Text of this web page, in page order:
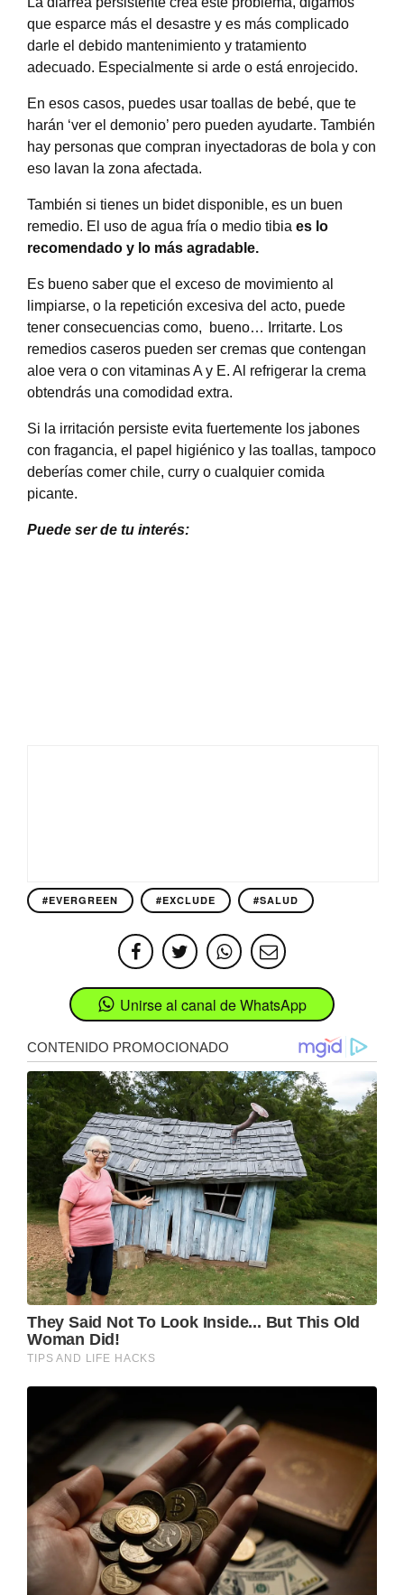
que esparce más el desastre y es más complicado
darle el debido mantenimiento y tratamiento
adecuado. Especialmente si arde o está enrojecido.
En esos casos, puedes usar toallas de bebé, que te
harán ‘ver el demonio’ pero pueden ayudarte. También
hay personas que compran inyectadoras de bola y con
eso lavan la zona afectada.
También si tienes un bidet disponible, es un buen
remedio. El uso de agua fría o medio tibia es lo
recomendado y lo más agradable.
Es bueno saber que el exceso de movimiento al
limpiarse, o la repetición excesiva del acto, puede
tener consecuencias como, bueno… Irritarte. Los
remedios caseros pueden ser cremas que contengan
aloe vera o con vitaminas A y E. Al refrigerar la crema
obtendrás una comodidad extra.
Si la irritación persiste evita fuertemente los jabones
con fragancia, el papel higiénico y las toallas, tampoco
deberías comer chile, curry o cualquier comida
picante.
Puede ser de tu interés:
#EVERGREEN #EXCLUDE #SALUD
Unirse al canal de WhatsApp